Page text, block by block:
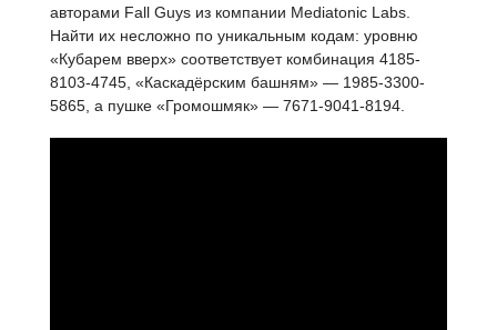
авторами Fall Guys из компании Mediatonic Labs.
Найти их несложно по уникальным кодам: уровню
«Кубарем вверх» соответствует комбинация 4185-
8103-4745, «Каскадёрским башням» — 1985-3300-
5865, а пушке «Громошмяк» — 7671-9041-8194.